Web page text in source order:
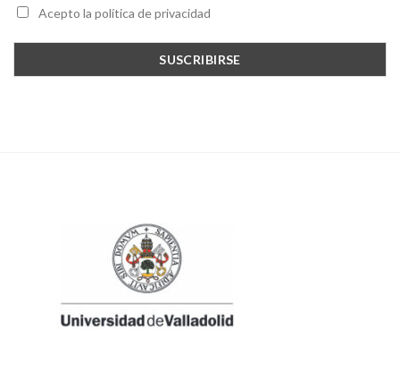
Acepto la política de privacidad